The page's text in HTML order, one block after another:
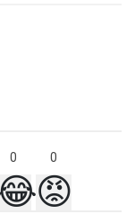
0 0
😡